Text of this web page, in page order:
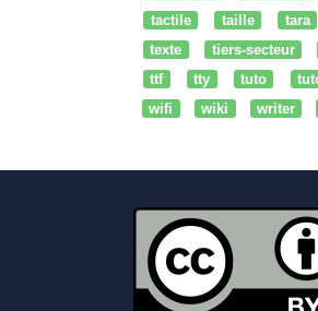
tactile
taille tara
texte
tiers-secteur
ttf
tty tuto
wifi
wiki writer